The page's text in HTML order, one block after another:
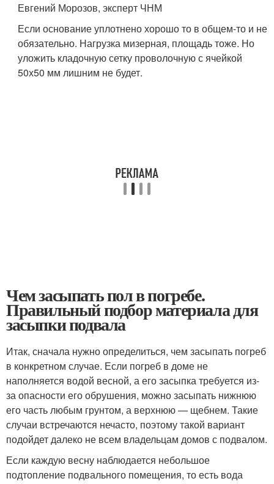
Евгений Морозов, эксперт ЧНМ
Если основание уплотнено хорошо то в общем-то и не
обязательно. Нагрузка мизерная, площадь тоже. Но
уложить кладочную сетку проволочную с ячейкой
50х50 мм лишним не будет.
Чем засыпать пол в погребе.
Правильный подбор материала для
засыпки подвала
Итак, сначала нужно определиться, чем засыпать погреб
в конкретном случае. Если погреб в доме не
наполняется водой весной, а его засыпка требуется из-
за опасности его обрушения, можно засыпать нижнюю
его часть любым грунтом, а верхнюю — щебнем. Такие
случаи встречаются нечасто, поэтому такой вариант
подойдет далеко не всем владельцам домов с подвалом.
Если каждую весну наблюдается небольшое
подтопление подвального помещения, то есть вода